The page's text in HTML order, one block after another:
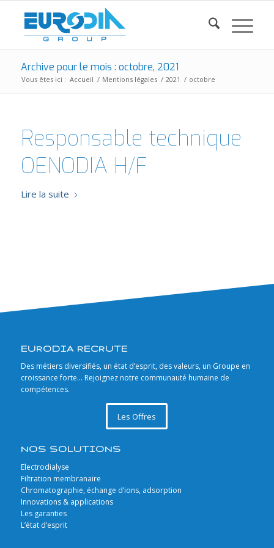
Archive pour le mois : octobre, 2021
Vous êtes ici : Accueil / Mentions légales / 2021 / octobre
Responsable technique
OENODIA H/F
Lire la suite
EURODIA RECRUTE
Des métiers diversifiés, un état d’esprit, des valeurs, un Groupe en
croissance forte… Rejoignez notre communauté humaine de
compétences.
Les Offres
NOS SOLUTIONS
Electrodialyse
Filtration membranaire
Chromatographie, échange d’ions, adsorption
Innovations & applications
Les garanties
L’état d’esprit